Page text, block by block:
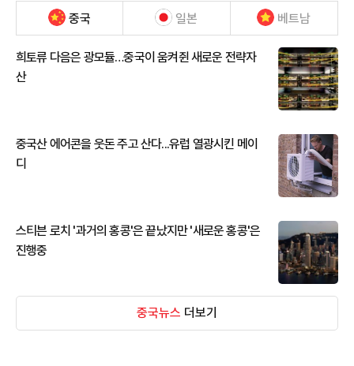
중국 일본 베트남
희토류 다음은 광모듈…중국이 움켜쥔 새로운 전략자
산
중국산 에어콘을 웃돈 주고 산다...유럽 열광시킨 메이
디
스티븐 로치 '과거의 홍콩'은 끝났지만 '새로운 홍콩'은
진행중
중국뉴스 더보기